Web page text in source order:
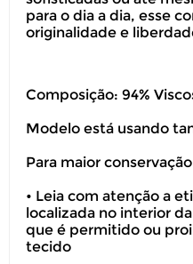
Você pode
produto
Você possui
recebimento
para o dia a dia, esse
originalidade e
Composição: 94%
Modelo está usando
Para maior
• Leia com atenção a
localizada no interior
que é permitido ou
tecido